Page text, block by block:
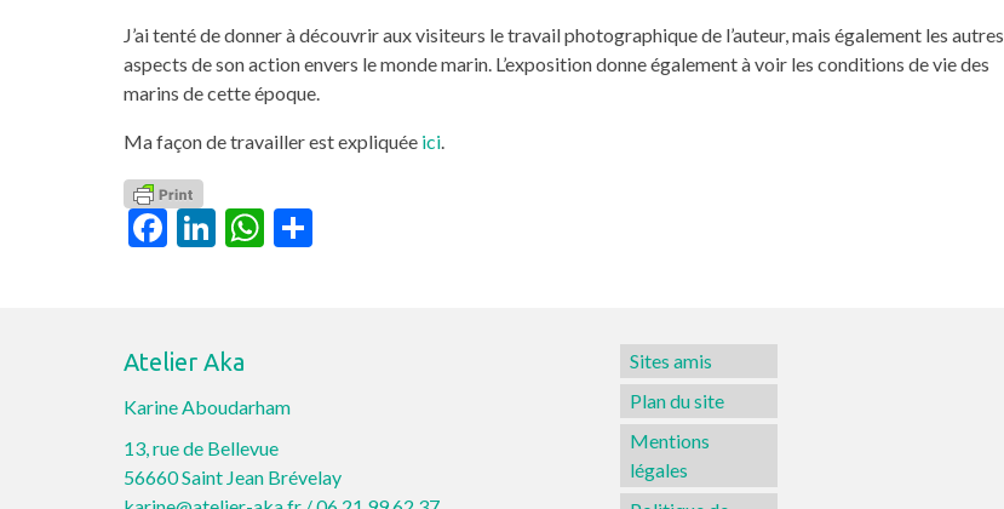
J’ai tenté de donner à découvrir aux visiteurs le travail photographique de l’auteur, mais également les autres
aspects de son action envers le monde marin. L’exposition donne également à voir les conditions de vie des
marins de cette époque.
Ma façon de travailler est expliquée ici.
Facebook
LinkedIn
WhatsApp
Atelier Aka
Karine Aboudarham
13, rue de Bellevue
56660 Saint Jean Brévelay
Sites amis
Plan du site
Mentions
légales